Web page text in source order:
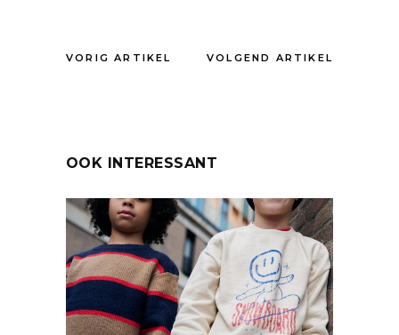
VORIG ARTIKEL VOLGEND ARTIKEL
OOK INTERESSANT